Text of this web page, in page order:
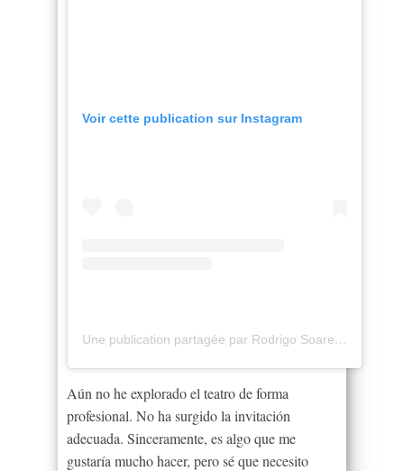
Voir cette publication sur Instagram
Une publication partagée par Rodrigo Soares (@rod7soares)
Aún no he explorado el teatro de forma
profesional. No ha surgido la invitación
adecuada. Sinceramente, es algo que me
gustaría mucho hacer, pero sé que necesito